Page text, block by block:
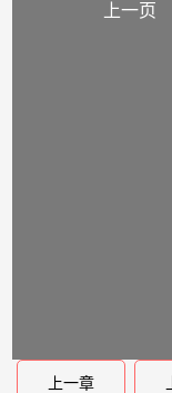
上一页
上一章